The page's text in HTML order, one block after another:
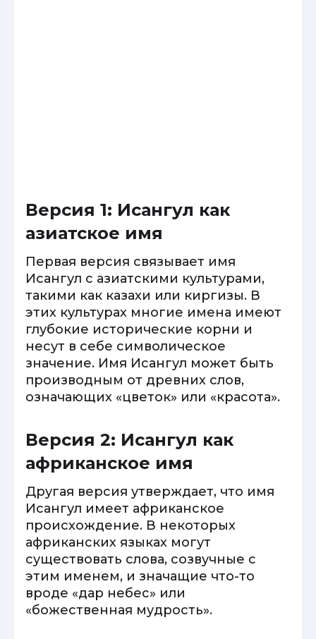
Версия 1: Исангул как
азиатское имя
Первая версия связывает имя
Исангул с азиатскими культурами,
такими как казахи или киргизы. В
этих культурах многие имена имеют
глубокие исторические корни и
несут в себе символическое
значение. Имя Исангул может быть
производным от древних слов,
означающих «цветок» или «красота».
Версия 2: Исангул как
африканское имя
Другая версия утверждает, что имя
Исангул имеет африканское
происхождение. В некоторых
африканских языках могут
существовать слова, созвучные с
этим именем, и значащие что-то
вроде «дар небес» или
«божественная мудрость».